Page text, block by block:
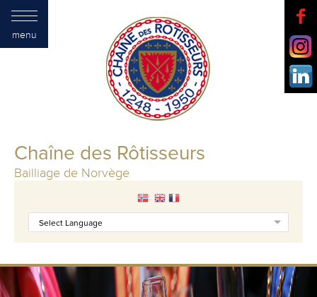
Chaîne des Rôtisseurs
Bailliage de Norvège
menu